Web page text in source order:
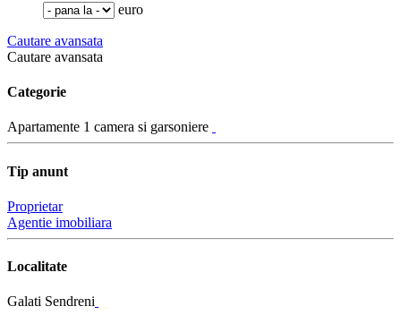
euro
Cautare avansata
Cautare avansata
Categorie
Apartamente 1 camera si garsoniere
Tip anunt
Proprietar
Agentie imobiliara
Localitate
Galati Sendreni